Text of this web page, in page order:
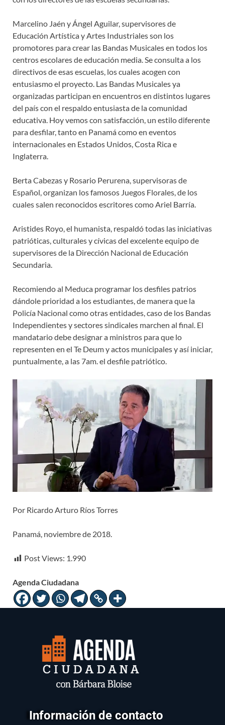
Marcelino Jaén y Ángel Aguilar, supervisores de
Educación Artística y Artes Industriales son los
promotores para crear las Bandas Musicales en todos los
centros escolares de educación media. Se consulta a los
directivos de esas escuelas, los cuales acogen con
entusiasmo el proyecto. Las Bandas Musicales ya
organizadas participan en encuentros en distintos lugares
del país con el respaldo entusiasta de la comunidad
educativa. Hoy vemos con satisfacción, un estilo diferente
para desfilar, tanto en Panamá como en eventos
internacionales en Estados Unidos, Costa Rica e
Inglaterra.
Berta Cabezas y Rosario Perurena, supervisoras de
Español, organizan los famosos Juegos Florales, de los
cuales salen reconocidos escritores como Ariel Barría.
Aristides Royo, el humanista, respaldó todas las iniciativas
patrióticas, culturales y cívicas del excelente equipo de
supervisores de la Dirección Nacional de Educación
Secundaria.
Recomiendo al Meduca programar los desfiles patrios
dándole prioridad a los estudiantes, de manera que la
Policía Nacional como otras entidades, caso de los Bandas
Independientes y sectores sindicales marchen al final. El
mandatario debe designar a ministros para que lo
representen en el Te Deum y actos municipales y así iniciar,
puntualmente, a las 7am. el desfile patriótico.
Por Ricardo Arturo Ríos Torres
Panamá, noviembre de 2018.
Post Views: 1.990
Agenda Ciudadana
Información de contacto